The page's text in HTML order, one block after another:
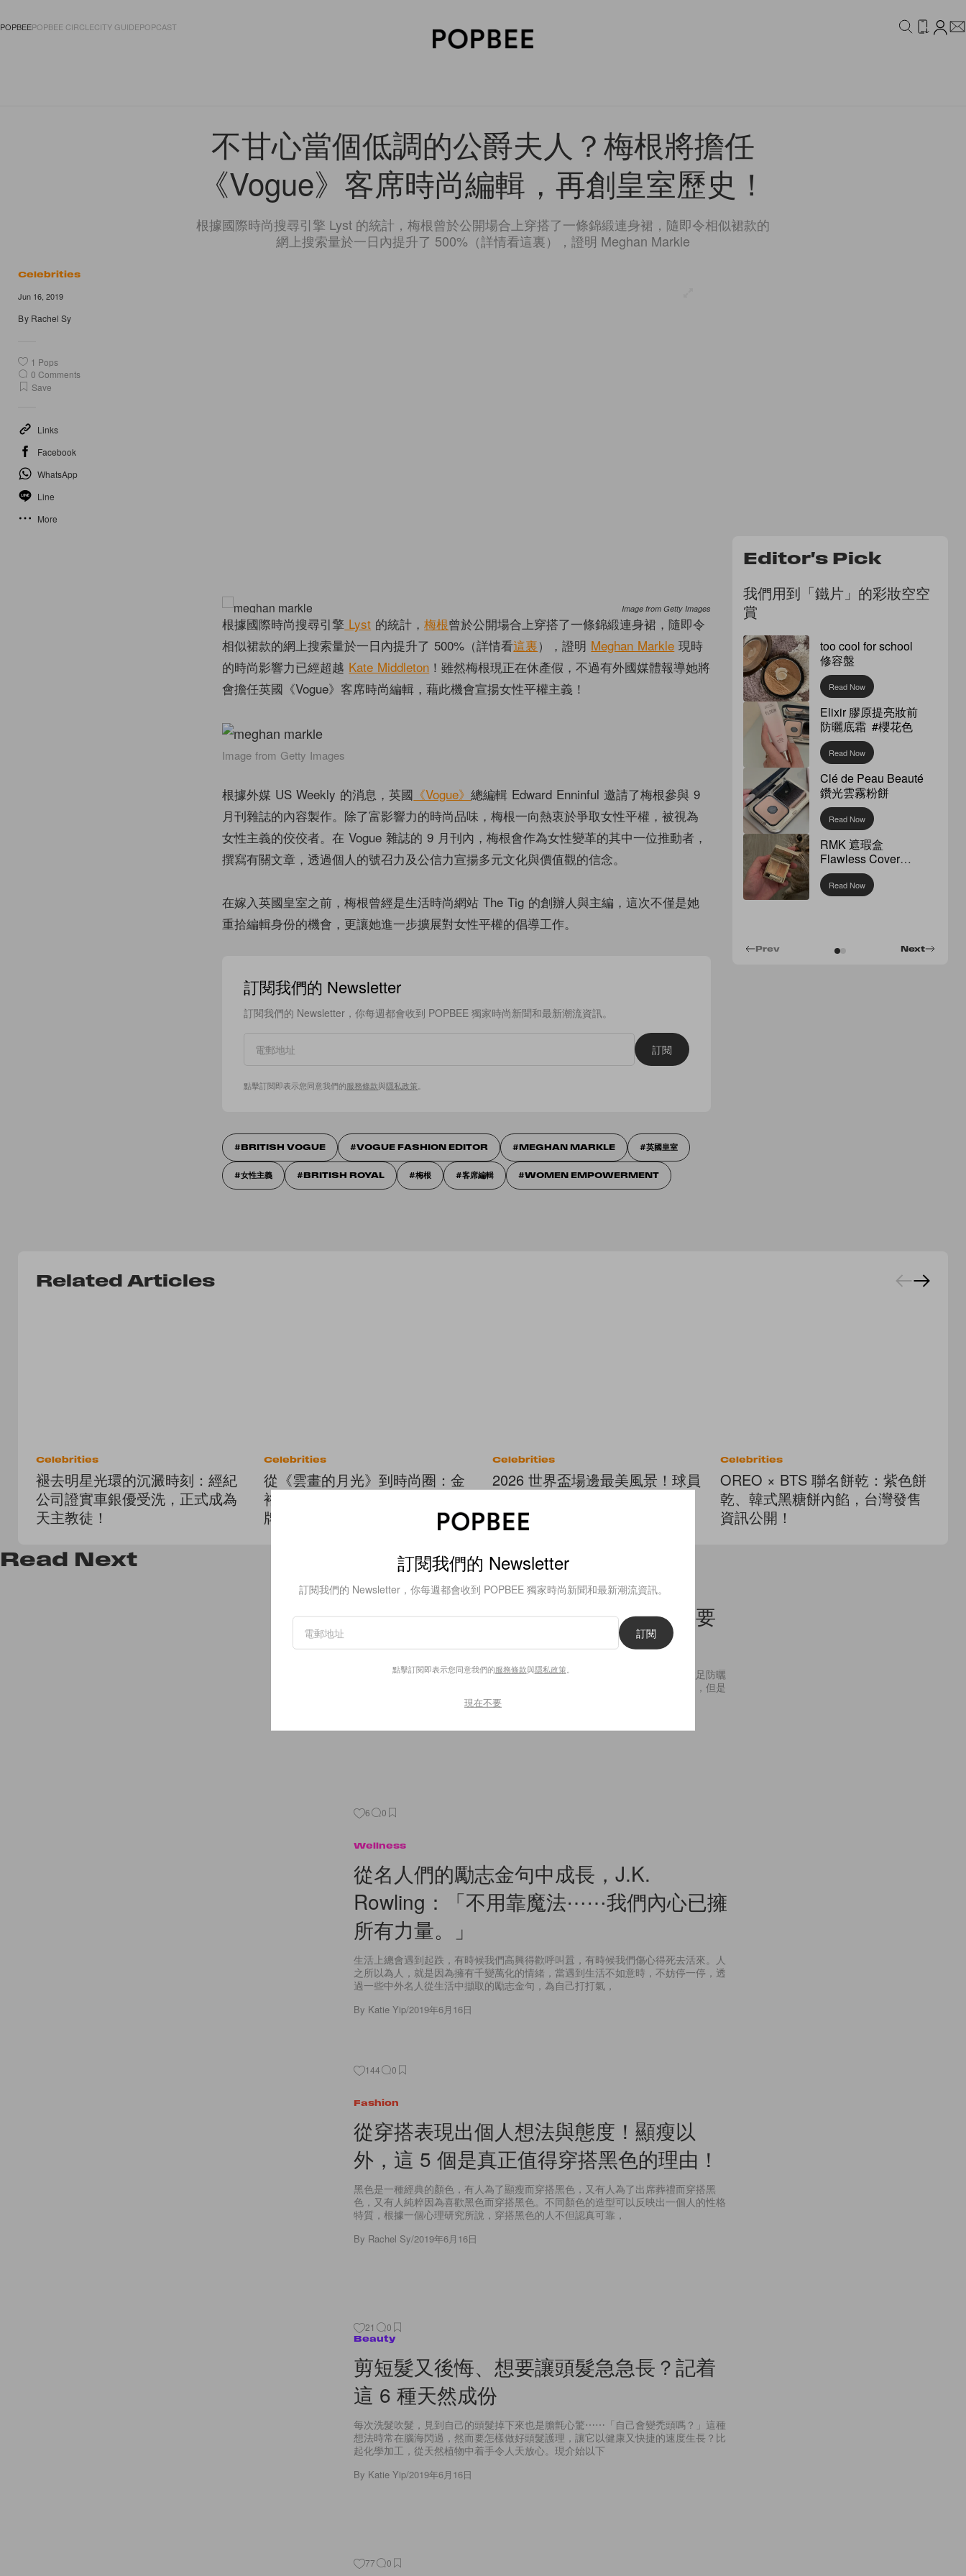
POPBEEPOPBEE CIRCLECITY GUIDEPOPCAST
不甘心當個低調的公爵夫人？梅根將擔任
《Vogue》客席時尚編輯，再創皇室歷史！
根據國際時尚搜尋引擎 Lyst 的統計，梅根曾於公開場合上穿搭了一條錦緞連身裙，隨即令相似裙款的
網上搜索量於一日內提升了 500%（詳情看這裏），證明 Meghan Markle
Celebrities
Jun 16, 2019
By Rachel Sy
1 Pops
0 Comments
Save
Links
Facebook
WhatsApp
Line
More
Image from Getty Images
根據國際時尚搜尋引擎 Lyst 的統計，梅根曾於公開場合上穿搭了一條錦緞連身裙，隨即令
相似裙款的網上搜索量於一日內提升了 500%（詳情看這裏），證明 Meghan Markle 現時
的時尚影響力已經超越 Kate Middleton ！雖然梅根現正在休產假，不過有外國媒體報導她將
會擔任英國《Vogue》客席時尚編輯，藉此機會宣揚女性平權主義！
Image from Getty Images
根據外媒 US Weekly 的消息，英國 《Vogue》總編輯 Edward Enninful 邀請了梅根參與 9
月刊雜誌的內容製作。除了富影響力的時尚品味，梅根一向熱衷於爭取女性平權，被視為
女性主義的佼佼者。在 Vogue 雜誌的 9 月刊內，梅根會作為女性變革的其中一位推動者，
撰寫有關文章，透過個人的號召力及公信力宣揚多元文化與價值觀的信念。
在嫁入英國皇室之前，梅根曾經是生活時尚網站 The Tig 的創辦人與主編，這次不僅是她
重拾編輯身份的機會，更讓她進一步擴展對女性平權的倡導工作。
訂閱我們的 Newsletter
訂閱我們的 Newsletter，你每週都會收到 POPBEE 獨家時尚新聞和最新潮流資訊。
訂閱
點擊訂閱即表示您同意我們的服務條款與隱私政策。
BRITISH VOGUE VOGUE FASHION EDITOR MEGHAN MARKLE 英國皇室
女性主義 BRITISH ROYAL 梅根 客席編輯 WOMEN EMPOWERMENT
Editor's Pick
我們用到「鐵片」的彩妝空空
賞
too cool for school
修容盤
Read Now
Elixir 膠原提亮妝前
防曬底霜 #櫻花色
Read Now
Clé de Peau Beauté
鑽光雲霧粉餅
Read Now
RMK 遮瑕盒
Flawless Cover
Concealer
Read Now
Next
Prev
Related Articles
Celebrities
褪去明星光環的沉澱時刻：經紀
公司證實車銀優受洗，正式成為
天主教徒！
Celebrities
從《雲畫的月光》到時尚圈：金
裕貞加入 CHARLES & KEITH 品
牌家族！
Celebrities
2026 世界盃場邊最美風景！球員
Celebrities
OREO × BTS 聯名餅乾：紫色餅
乾、韓式黑糖餅內餡，台灣發售
資訊公開！
Read Next
Beauty
假日外出要做足防曬！選擇防曬霜時，要
注意這幾項考慮
又是陽光熾熱的一天，就想出外走走呼吸新鮮空氣。作為貪美的女生，必須做足防曬
措施，以免受到強烈紫外光侵襲，而對肌膚造成傷害。市面上有很多防曬產品，但是
在購買之前，有甚麼須要考慮？ SPF
6 0
Wellness
從名人們的勵志金句中成長，J.K.
Rowling：「不用靠魔法⋯⋯我們內心已擁
所有力量。」
生活上總會遇到起跌，有時候我們高興得歡呼叫囂，有時候我們傷心得死去活來。人
之所以為人，就是因為擁有千變萬化的情緒，當遇到生活不如意時，不妨停一停，透
過一些中外名人從生活中擷取的勵志金句，為自己打打氣，
By Katie Yip/2019年6月16日
144 0
Fashion
從穿搭表現出個人想法與態度！顯瘦以
外，這 5 個是真正值得穿搭黑色的理由！
黑色是一種經典的顏色，有人為了顯瘦而穿搭黑色，又有人為了出席葬禮而穿搭黑
色，又有人純粹因為喜歡黑色而穿搭黑色。不同顏色的造型可以反映出一個人的性格
特質，根據一個心理研究所說，穿搭黑色的人不但認真可靠，
By Rachel Sy/2019年6月16日
21 0
Beauty
剪短髮又後悔、想要讓頭髮急急長？記着
這 6 種天然成份
每次洗髮吹髮，見到自己的頭髮掉下來也是膽氈心驚⋯⋯「自己會變禿頭嗎？」這種
想法時常在腦海閃過，然而要怎樣做好頭髮護理，讓它以健康又快捷的速度生長？比
起化學加工，從天然植物中着手令人天放心。現介始以下
By Katie Yip/2019年6月16日
77 0
訂閱我們的 Newsletter
訂閱我們的 Newsletter，你每週都會收到 POPBEE 獨家時尚新聞和最新潮流資訊。
訂閱
點擊訂閱即表示您同意我們的服務條款與隱私政策。
現在不要